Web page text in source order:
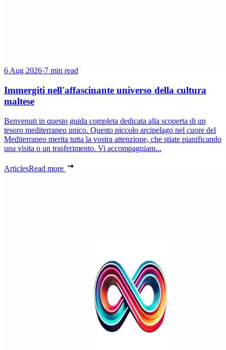
6 Aug 2026·7 min read
Immergiti nell'affascinante universo della cultura
maltese
Benvenuti in questo guida completa dedicata alla scoperta di un
tesoro mediterraneo unico. Questo piccolo arcipelago nel cuore del
Mediterraneo merita tutta la vostra attenzione, che stiate pianificando
una visita o un trasferimento. Vi accompagniam...
ArticlesRead more